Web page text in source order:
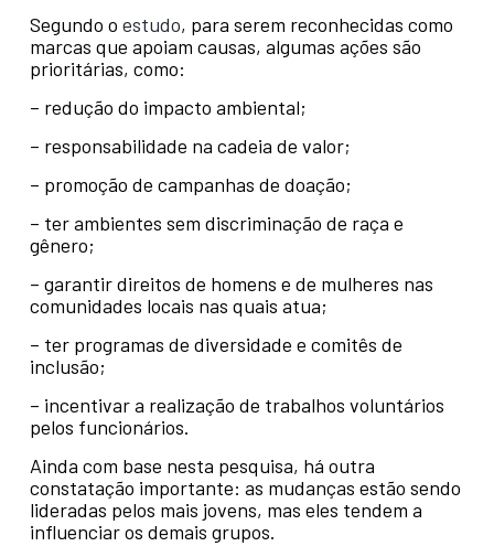
Segundo o estudo, para serem reconhecidas como
marcas que apoiam causas, algumas ações são
prioritárias, como:
– redução do impacto ambiental;
– responsabilidade na cadeia de valor;
– promoção de campanhas de doação;
– ter ambientes sem discriminação de raça e
gênero;
– garantir direitos de homens e de mulheres nas
comunidades locais nas quais atua;
– ter programas de diversidade e comitês de
inclusão;
– incentivar a realização de trabalhos voluntários
pelos funcionários.
Ainda com base nesta pesquisa, há outra
constatação importante: as mudanças estão sendo
lideradas pelos mais jovens, mas eles tendem a
influenciar os demais grupos.